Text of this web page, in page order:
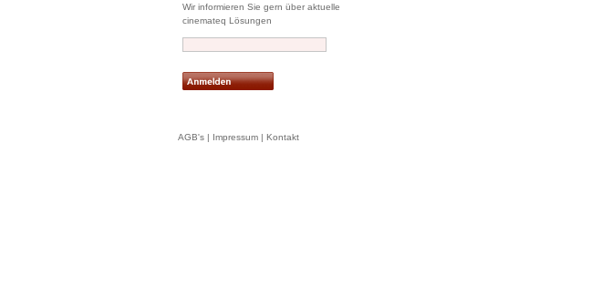
Wir informieren Sie gern über aktuelle
cinemateq Lösungen
AGB's| Impressum| Kontakt